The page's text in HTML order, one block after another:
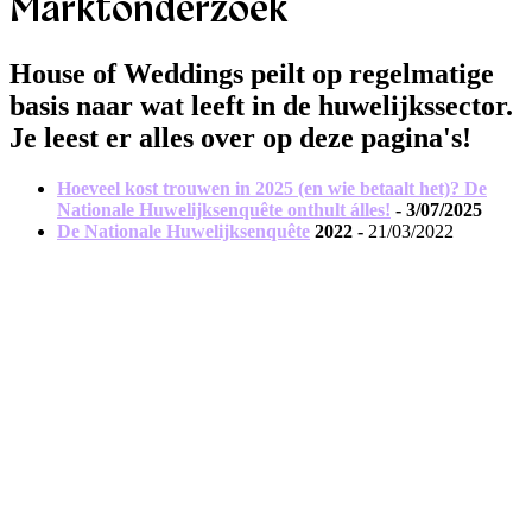
Marktonderzoek
House of Weddings peilt op regelmatige
basis naar wat leeft in de huwelijkssector.
Je leest er alles over op deze pagina's!
Hoeveel kost trouwen in 2025 (en wie betaalt het)? De
Nationale Huwelijksenquête onthult álles! - 3/07/2025
De Nationale Huwelijksenquête 2022 - 21/03/2022